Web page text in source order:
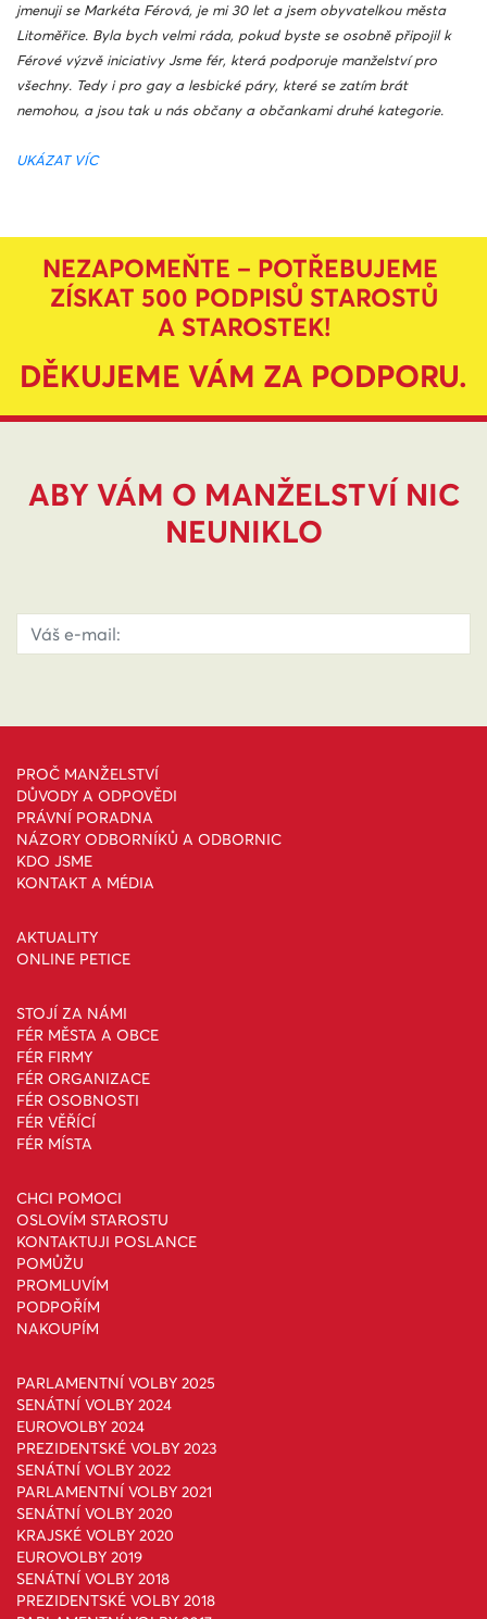
jmenuji se Markéta Férová, je mi 30 let a jsem obyvatelkou města
Litoměřice. Byla bych velmi ráda, pokud byste se osobně připojil k
Férové výzvě iniciativy Jsme fér, která podporuje manželství pro
všechny. Tedy i pro gay a lesbické páry, které se zatím brát
nemohou, a jsou tak u nás občany a občankami druhé kategorie.
UKÁZAT VÍC
NEZAPOMEŇTE – POTŘEBUJEME
ZÍSKAT 500 PODPISŮ STAROSTŮ
A STAROSTEK!
DĚKUJEME VÁM ZA PODPORU.
ABY VÁM O MANŽELSTVÍ NIC
NEUNIKLO
PROČ MANŽELSTVÍ
DŮVODY A ODPOVĚDI
PRÁVNÍ PORADNA
NÁZORY ODBORNÍKŮ A ODBORNIC
KDO JSME
KONTAKT A MÉDIA
AKTUALITY
ONLINE PETICE
STOJÍ ZA NÁMI
FÉR MĚSTA A OBCE
FÉR FIRMY
FÉR ORGANIZACE
FÉR OSOBNOSTI
FÉR VĚŘÍCÍ
FÉR MÍSTA
CHCI POMOCI
OSLOVÍM STAROSTU
KONTAKTUJI POSLANCE
POMŮŽU
PROMLUVÍM
PODPOŘÍM
NAKOUPÍM
PARLAMENTNÍ VOLBY 2025
SENÁTNÍ VOLBY 2024
EUROVOLBY 2024
PREZIDENTSKÉ VOLBY 2023
SENÁTNÍ VOLBY 2022
PARLAMENTNÍ VOLBY 2021
SENÁTNÍ VOLBY 2020
KRAJSKÉ VOLBY 2020
EUROVOLBY 2019
SENÁTNÍ VOLBY 2018
PREZIDENTSKÉ VOLBY 2018